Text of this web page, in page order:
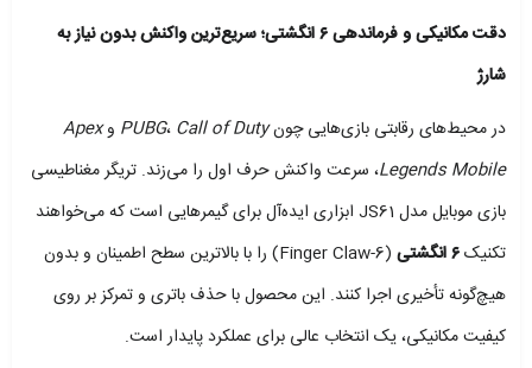
دقت مکانیکی و فرماندهی ۶ انگشتی؛ سریع‌ترین واکنش بدون نیاز به
شارژ
در محیط‌های رقابتی بازی‌هایی چون
PUBG، Call of Duty وApex
Legends Mobile، سرعت واکنش حرف اول را می‌زند. تریگر مغناطیسی
بازی موبایل مدل JS61 ابزاری ایده‌آل برای گیمرهایی است که می‌خواهند
تکنیک۶ انگشتی
(6-Finger Claw) را با بالاترین سطح اطمینان و بدون
هیچ‌گونه تأخیری اجرا کنند. این محصول با حذف باتری و تمرکز بر روی
کیفیت مکانیکی، یک انتخاب عالی برای عملکرد پایدار است.